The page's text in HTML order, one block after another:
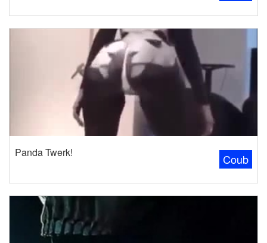
Coub
Panda Twerk!